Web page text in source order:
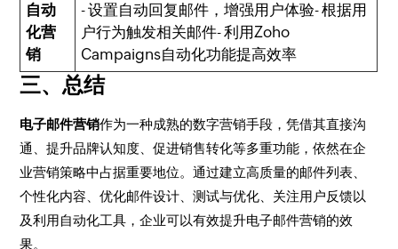
自动
化营
销
- 设置自动回复邮件，增强用户体验- 根据用
户行为触发相关邮件- 利用Zoho
Campaigns自动化功能提高效率
三、总结
电子邮件营销作为一种成熟的数字营销手段，凭借其直接沟
通、提升品牌认知度、促进销售转化等多重功能，依然在企
业营销策略中占据重要地位。通过建立高质量的邮件列表、
个性化内容、优化邮件设计、测试与优化、关注用户反馈以
及利用自动化工具，企业可以有效提升电子邮件营销的效
果。